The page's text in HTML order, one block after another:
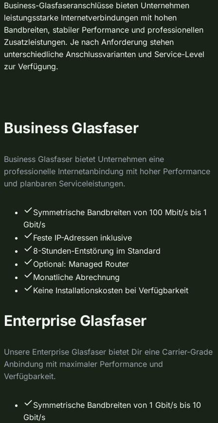
Business-Glasfaseranschlüsse bieten Unternehmen
leistungsstarke Internetverbindungen mit hohen
Bandbreiten, stabiler Performance und professionellen
Zusatzleistungen. Je nach Anforderung stehen
unterschiedliche Anschlussvarianten und Service-Level
zur Verfügung.
Business Glasfaser
Business Glasfaser bietet Unternehmen eine
professionelle Internetanbindung mit hoher Performance
und planbaren Serviceleistungen.
Symmetrische Bandbreiten von 100 Mbit/s bis 1
Gbit/s
Feste IP-Adressen inklusive
8-Stunden-Entstörung im Standard
Optional: Managed Router
Monatliche Abrechnung
Keine Installationskosten bei Verfügbarkeit
Enterprise Glasfaser
Unsere Enterprise Glasfaser bietet Dir eine Carrier-Grade
Anbindung mit maximaler Performance und
Verfügbarkeit.
Symmetrische Bandbreiten von 1 Gbit/s bis 10
Gbit/s